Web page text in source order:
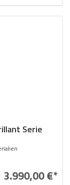
Serie
3.990,00 €*